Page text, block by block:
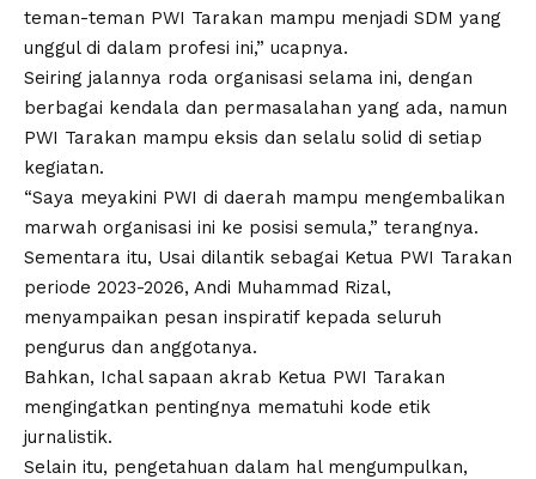
teman-teman PWI Tarakan mampu menjadi SDM yang
unggul di dalam profesi ini,” ucapnya.
Seiring jalannya roda organisasi selama ini, dengan
berbagai kendala dan permasalahan yang ada, namun
PWI Tarakan mampu eksis dan selalu solid di setiap
kegiatan.
“Saya meyakini PWI di daerah mampu mengembalikan
marwah organisasi ini ke posisi semula,” terangnya.
Sementara itu, Usai dilantik sebagai Ketua PWI Tarakan
periode 2023-2026, Andi Muhammad Rizal,
menyampaikan pesan inspiratif kepada seluruh
pengurus dan anggotanya.
Bahkan, Ichal sapaan akrab Ketua PWI Tarakan
mengingatkan pentingnya mematuhi kode etik
jurnalistik.
Selain itu, pengetahuan dalam hal mengumpulkan,